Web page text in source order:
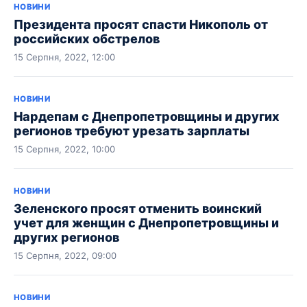
НОВИНИ
Президента просят спасти Никополь от
российских обстрелов
15 Серпня, 2022, 12:00
НОВИНИ
Нардепам с Днепропетровщины и других
регионов требуют урезать зарплаты
15 Серпня, 2022, 10:00
НОВИНИ
Зеленского просят отменить воинский
учет для женщин с Днепропетровщины и
других регионов
15 Серпня, 2022, 09:00
НОВИНИ